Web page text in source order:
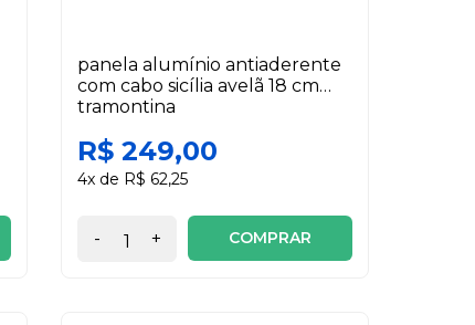
panela alumínio antiaderente
com cabo sicília avelã 18 cm
tramontina
R$ 249,00
4x de R$ 62,25
- + COMPRAR